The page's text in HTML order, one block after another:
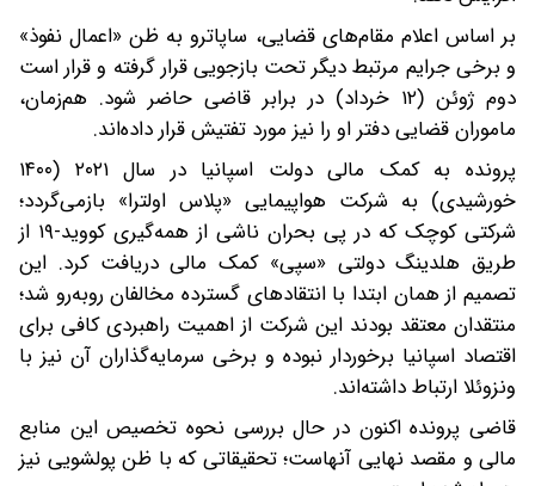
بر اساس اعلام مقام‌های قضایی، ساپاترو به ظن «اعمال نفوذ»
و برخی جرایم مرتبط دیگر تحت بازجویی قرار گرفته و قرار است
دوم ژوئن (۱۲ خرداد) در برابر قاضی حاضر شود. هم‌زمان،
ماموران قضایی دفتر او را نیز مورد تفتیش قرار داده‌اند.
پرونده به کمک مالی دولت اسپانیا در سال ۲۰۲۱ (۱۴۰۰
خورشیدی) به شرکت هواپیمایی «پلاس اولترا» بازمی‌گردد؛
شرکتی کوچک که در پی بحران ناشی از همه‌گیری کووید-۱۹ از
طریق هلدینگ دولتی «سپی» کمک مالی دریافت کرد. این
تصمیم از همان ابتدا با انتقادهای گسترده مخالفان روبه‌رو شد؛
منتقدان معتقد بودند این شرکت از اهمیت راهبردی کافی برای
اقتصاد اسپانیا برخوردار نبوده و برخی سرمایه‌گذاران آن نیز با
ونزوئلا ارتباط داشته‌اند.
قاضی پرونده اکنون در حال بررسی نحوه تخصیص این منابع
مالی و مقصد نهایی آنهاست؛ تحقیقاتی که با ظن پولشویی نیز